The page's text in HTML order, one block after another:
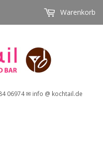
06974 ✉ info @ kochtail.de
Warenkorb